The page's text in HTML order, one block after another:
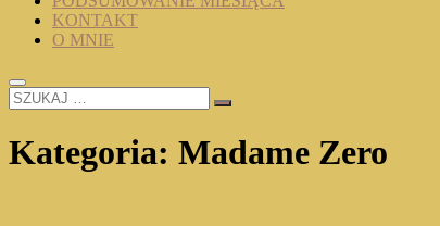
KONTAKT
O MNIE
SZUKAJ
…
Kategoria: Madame Zero